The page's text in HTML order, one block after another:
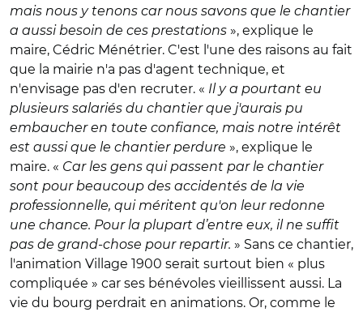
mais nous y tenons car nous savons que le chantier
a aussi besoin de ces prestations », explique le
maire, Cédric Ménétrier. C'est l'une des raisons au fait
que la mairie n'a pas d'agent technique, et
n'envisage pas d'en recruter. « Il y a pourtant eu
plusieurs salariés du chantier que j'aurais pu
embaucher en toute confiance, mais notre intérêt
est aussi que le chantier perdure », explique le
maire. « Car les gens qui passent par le chantier
sont pour beaucoup des accidentés de la vie
professionnelle, qui méritent qu'on leur redonne
une chance. Pour la plupart d’entre eux, il ne suffit
pas de grand-chose pour repartir. » Sans ce chantier,
l'animation Village 1900 serait surtout bien « plus
compliquée » car ses bénévoles vieillissent aussi. La
vie du bourg perdrait en animations. Or, comme le